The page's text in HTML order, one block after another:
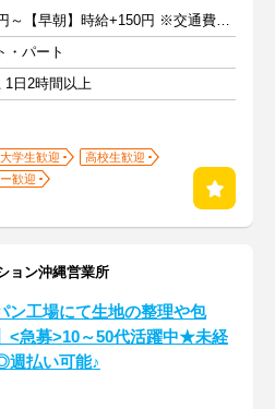
時給1150円～【早朝】時給+150円 ※交通費支給
・パート
1日2時間以上
大学生歓迎
高校生歓迎
歓迎
ョン沖縄営業所
ン工場にて生地の整理や包
<急募>10～50代活躍中★未経
週払い可能♪